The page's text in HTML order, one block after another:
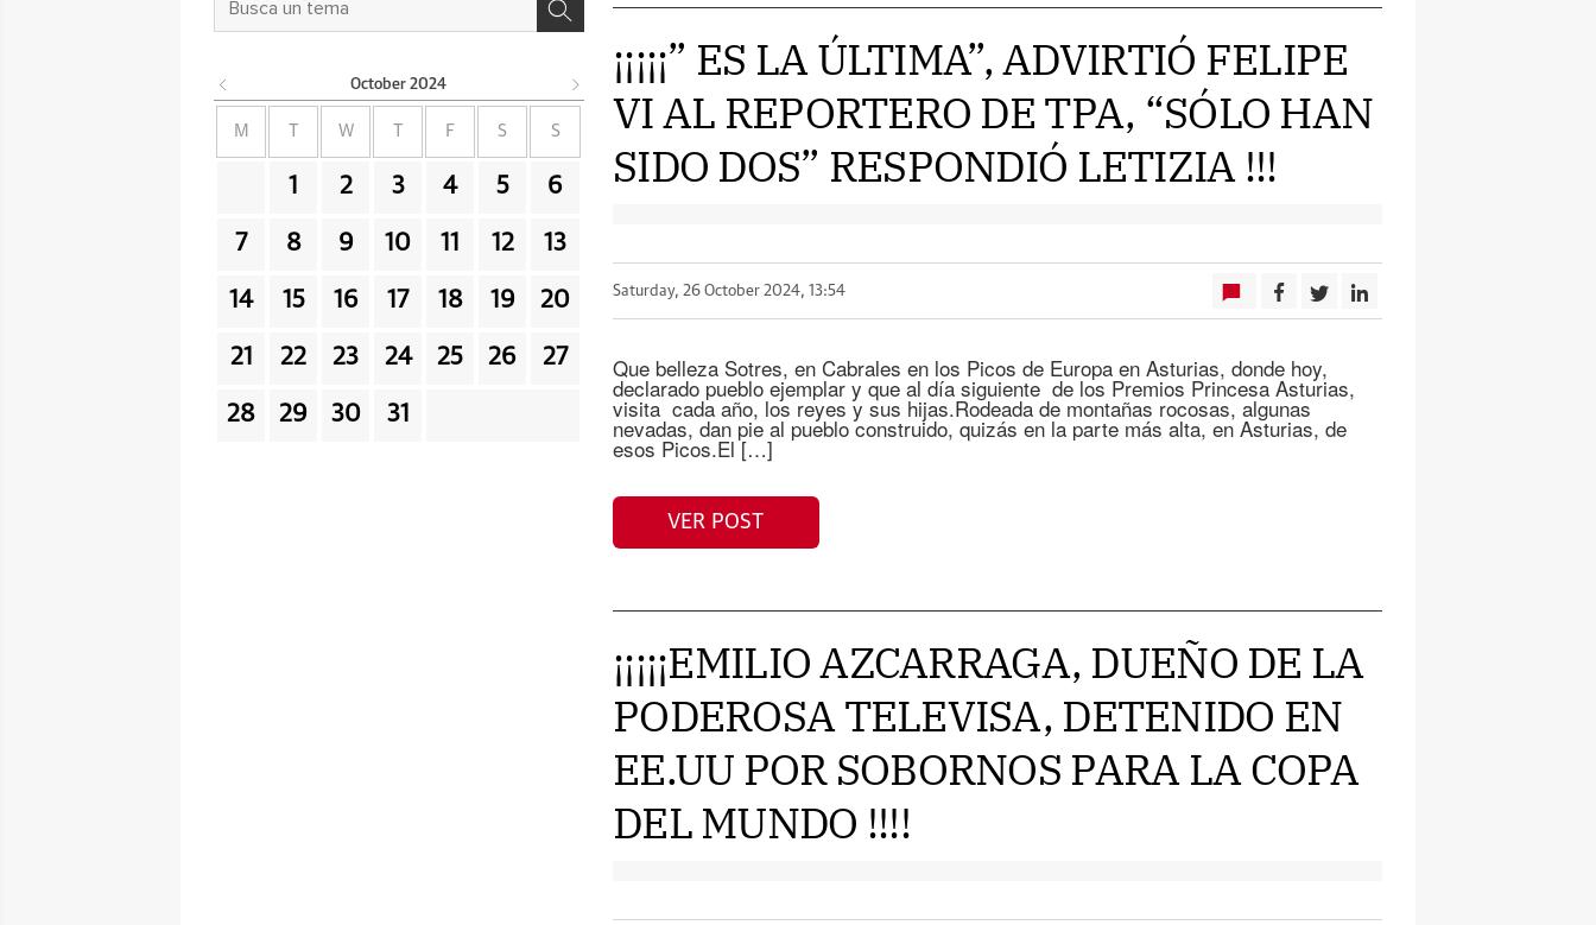
¡¡¡¡¡” ES LA ÚLTIMA”, ADVIRTIÓ FELIPE
VI AL REPORTERO DE TPA, “SÓLO HAN
SIDO DOS” RESPONDIÓ LETIZIA !!!
Saturday, 26 October 2024, 13:54
Que belleza Sotres, en Cabrales en los Picos de Europa en Asturias, donde hoy,
declarado pueblo ejemplar y que al día siguiente de los Premios Princesa Asturias,
visita cada año, los reyes y sus hijas.Rodeada de montañas rocosas, algunas
nevadas, dan pie al pueblo construido, quizás en la parte más alta, en Asturias, de
esos Picos.El […]
VER POST
¡¡¡¡¡EMILIO AZCARRAGA, DUEÑO DE LA
PODEROSA TELEVISA, DETENIDO EN
EE.UU POR SOBORNOS PARA LA COPA
DEL MUNDO !!!!
October 2024
M W F S S
1 2 3 4 5 6
7 8 9 10 11 12 13
14 15 16 17 18 19 20
21 22 23 24 25 26 27
28 29 30 31